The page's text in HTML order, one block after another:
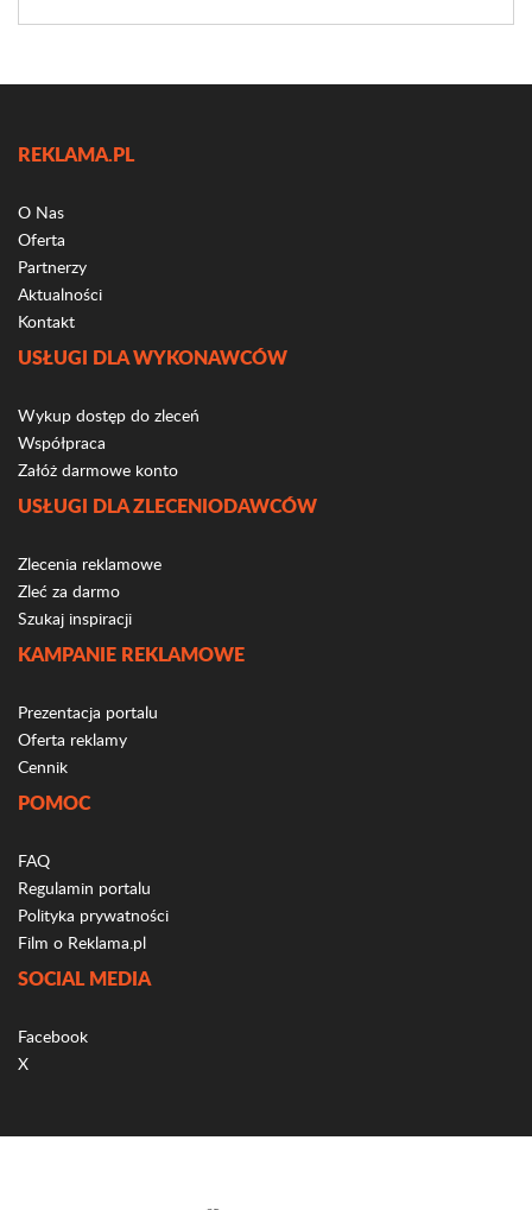
REKLAMA.PL
O Nas
Oferta
Partnerzy
Aktualności
Kontakt
USŁUGI DLA WYKONAWCÓW
Wykup dostęp do zleceń
Współpraca
Załóż darmowe konto
USŁUGI DLA ZLECENIODAWCÓW
Zlecenia reklamowe
Zleć za darmo
Szukaj inspiracji
KAMPANIE REKLAMOWE
Prezentacja portalu
Oferta reklamy
Cennik
POMOC
FAQ
Regulamin portalu
Polityka prywatności
Film o Reklama.pl
SOCIAL MEDIA
Facebook
X